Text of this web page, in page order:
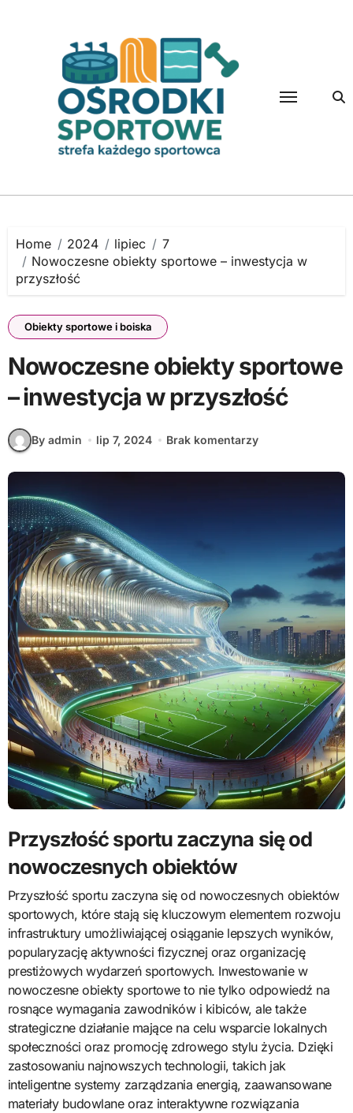
Home 2024 lipiec
7
Nowoczesne obiekty sportowe – inwestycja w
przyszłość
Obiekty sportowe i boiska
Nowoczesne obiekty sportowe
– inwestycja w przyszłość
By admin lip 7, 2024 Brak komentarzy
Przyszłość sportu zaczyna się od
nowoczesnych obiektów
Przyszłość sportu zaczyna się od nowoczesnych obiektów
sportowych, które stają się kluczowym elementem rozwoju
infrastruktury umożliwiającej osiąganie lepszych wyników,
popularyzację aktywności fizycznej oraz organizację
prestiżowych wydarzeń sportowych. Inwestowanie w
nowoczesne obiekty sportowe to nie tylko odpowiedź na
rosnące wymagania zawodników i kibiców, ale także
strategiczne działanie mające na celu wsparcie lokalnych
społeczności oraz promocję zdrowego stylu życia. Dzięki
zastosowaniu najnowszych technologii, takich jak
inteligentne systemy zarządzania energią, zaawansowane
materiały budowlane oraz interaktywne rozwiązania